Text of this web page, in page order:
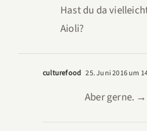
Hast du da
Aioli?
culturefood 25. Juni 2016 um
Aber gerne. →